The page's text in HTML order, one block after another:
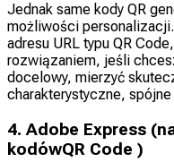
Jednak same kody QR
możliwości
adresu URL typu QR
rozwiązaniem, jeśli
docelowy, mierzyć
charakterystyczne,
4. Adobe Express
kodówQR Code )